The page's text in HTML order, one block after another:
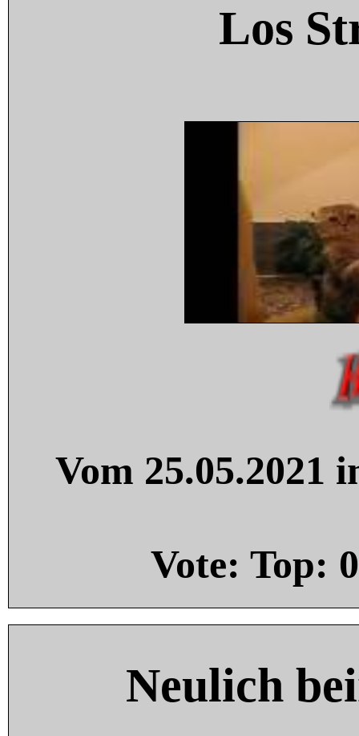
Los
Vom 25.05.2021
Vote: Top: 0
Neulich